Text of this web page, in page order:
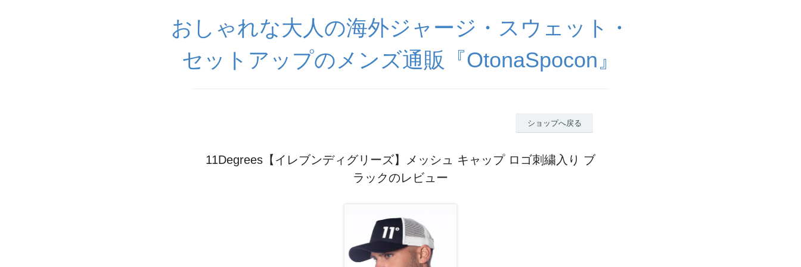
おしゃれな大人の海外ジャージ・スウェット・
セットアップのメンズ通販『OtonaSpocon』
ショップへ戻る
11Degrees【イレブンディグリーズ】メッシュ キャップ ロゴ刺繍入り ブ
ラックのレビュー